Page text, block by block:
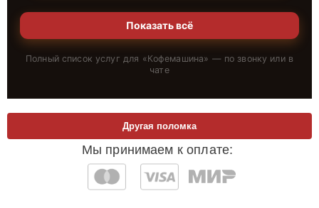
Показать всё
Полный список услуг для «Кофемашина» — по звонку или в
чате
Мы принимаем к оплате:
Другая поломка